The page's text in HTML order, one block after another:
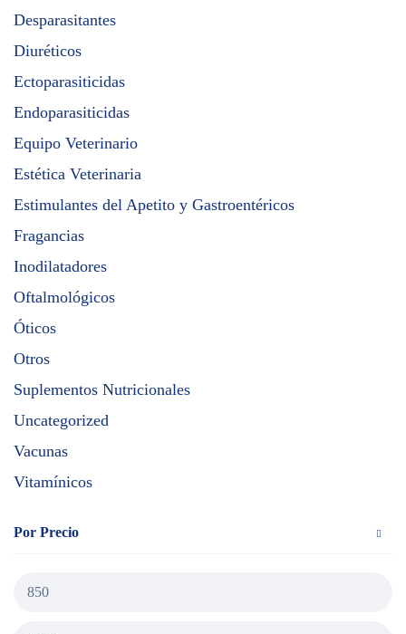
Desparasitantes
Diuréticos
Ectoparasiticidas
Endoparasiticidas
Equipo Veterinario
Estética Veterinaria
Estimulantes del Apetito y Gastroentéricos
Fragancias
Inodilatadores
Oftalmológicos
Óticos
Otros
Suplementos Nutricionales
Uncategorized
Vacunas
Vitamínicos
Por Precio